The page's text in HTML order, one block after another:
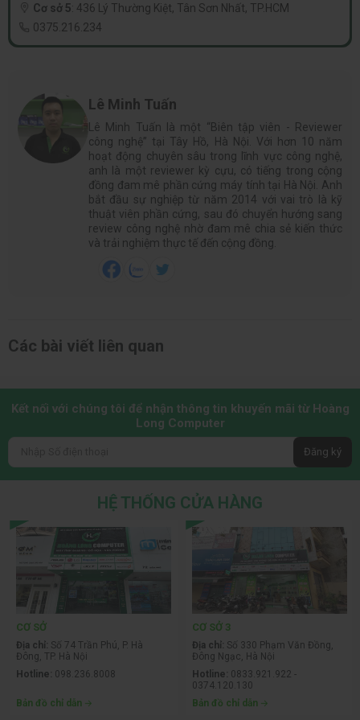
Cơ sở 5: 436 Lý Thường Kiệt, Tân Sơn Nhất, TP.HCM
0375.216.234
Lê Minh Tuấn
Lê Minh Tuấn là một “Biên tập viên - Reviewer
công nghệ” tại Tây Hồ, Hà Nội. Với hơn 10 năm
hoạt động chuyên sâu trong lĩnh vực công nghệ,
anh là một reviewer kỳ cựu, có tiếng trong cộng
đồng đam mê phần cứng máy tính tại Hà Nội. Anh
bắt đầu sự nghiệp từ năm 2014 với vai trò là kỹ
thuật viên phần cứng, sau đó chuyển hướng sang
review công nghệ nhờ đam mê chia sẻ kiến thức
và trải nghiệm thực tế đến cộng đồng.
Các bài viết liên quan
Kết nối với chúng tôi để nhận thông tin khuyến mãi từ Hoàng
Long Computer
Đăng ký
HỆ THỐNG CỬA HÀNG
CƠ SỞ
Địa chỉ: Số 74 Trần Phú, P. Hà
Đông, TP. Hà Nội
Hotline: 098.236.8008
Bản đồ chỉ dẫn
CƠ SỞ 3
Địa chỉ: Số 330 Phạm Văn Đồng,
Đông Ngạc, Hà Nội
Hotline: 0833.921.922 -
0374.120.130
Bản đồ chỉ dẫn